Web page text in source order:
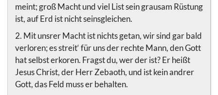
meint; groß Macht und viel List sein grausam Rüstung
ist, auf Erd ist nicht seinsgleichen.
2. Mit unsrer Macht ist nichts getan, wir sind gar bald
verloren; es streit‘ für uns der rechte Mann, den Gott
hat selbst erkoren. Fragst du, wer der ist? Er heißt
Jesus Christ, der Herr Zebaoth, und ist kein andrer
Gott, das Feld muss er behalten.